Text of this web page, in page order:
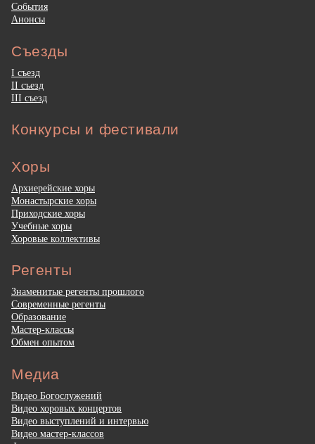
События
Анонсы
Съезды
I съезд
II съезд
III съезд
Конкурсы и фестивали
Хоры
Архиерейские хоры
Монастырские хоры
Приходские хоры
Учебные хоры
Хоровые коллективы
Регенты
Знаменитые регенты прошлого
Современные регенты
Образование
Мастер-классы
Обмен опытом
Медиа
Видео Богослужений
Видео хоровых концертов
Видео выступлений и интервью
Видео мастер-классов